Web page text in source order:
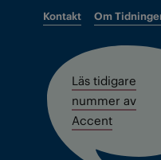
Kontakt Om
Läs tidigare
nummer av
Accent